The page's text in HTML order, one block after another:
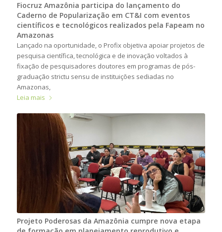
Fiocruz Amazônia participa do lançamento do
Caderno de Popularização em CT&I com eventos
científicos e tecnológicos realizados pela Fapeam no
Amazonas
Lançado na oportunidade, o Profix objetiva apoiar projetos de
pesquisa científica, tecnológica e de inovação voltados à
fixação de pesquisadores doutores em programas de pós-
graduação strictu sensu de instituições sediadas no
Amazonas,
Leia mais
Projeto Poderosas da Amazônia cumpre nova etapa